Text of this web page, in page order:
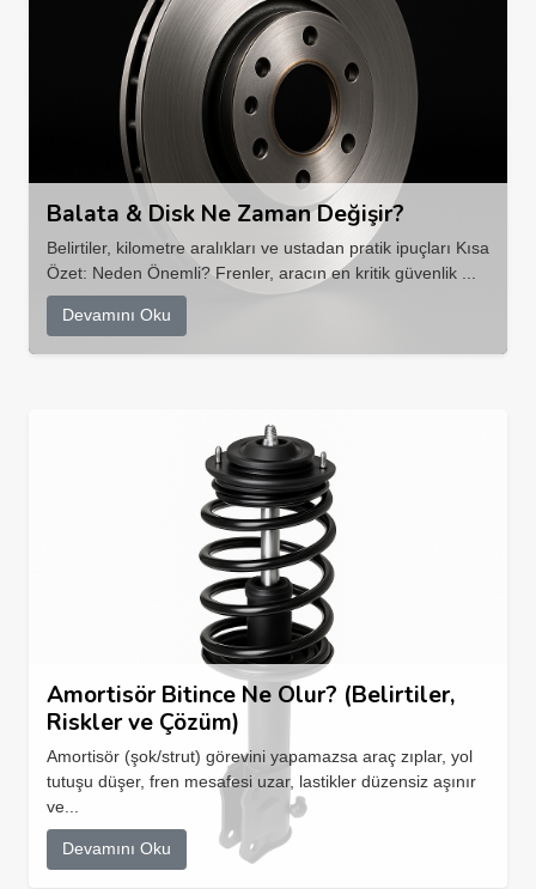
Balata & Disk Ne Zaman Değişir?
Belirtiler, kilometre aralıkları ve ustadan pratik ipuçları Kısa
Özet: Neden Önemli? Frenler, aracın en kritik güvenlik ...
Devamını Oku
Amortisör Bitince Ne Olur? (Belirtiler,
Riskler ve Çözüm)
Amortisör (şok/strut) görevini yapamazsa araç zıplar, yol
tutuşu düşer, fren mesafesi uzar, lastikler düzensiz aşınır
ve...
Devamını Oku